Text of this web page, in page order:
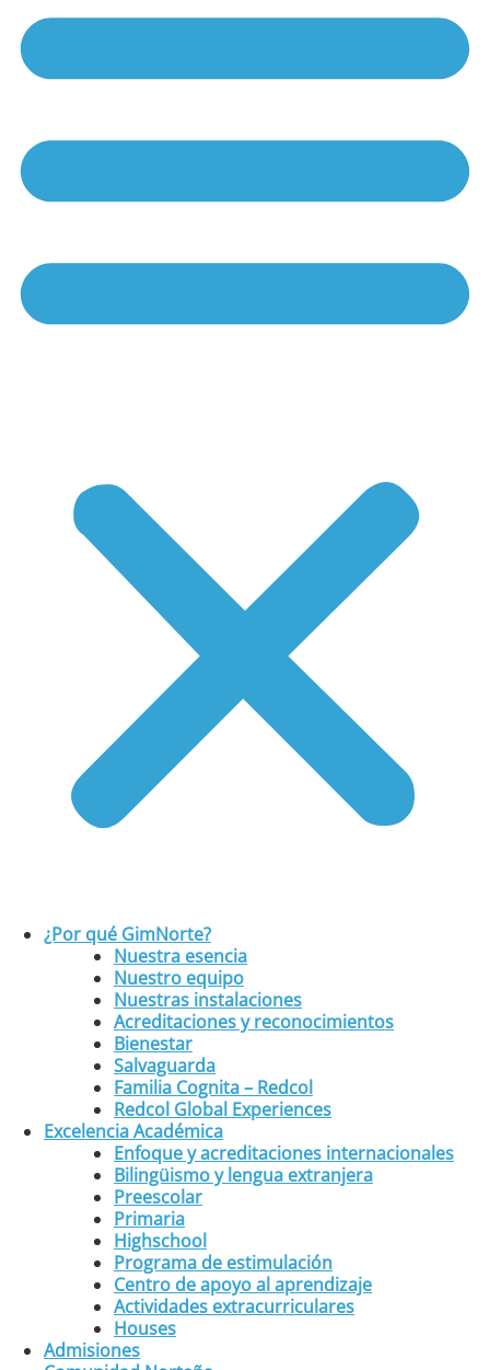
¿Por qué GimNorte?
Nuestra esencia
Nuestro equipo
Nuestras instalaciones
Acreditaciones y reconocimientos
Bienestar
Salvaguarda
Familia Cognita – Redcol
Redcol Global Experiences
Excelencia Académica
Enfoque y acreditaciones internacionales
Bilingüismo y lengua extranjera
Preescolar
Primaria
Highschool
Programa de estimulación
Centro de apoyo al aprendizaje
Actividades extracurriculares
Houses
Admisiones